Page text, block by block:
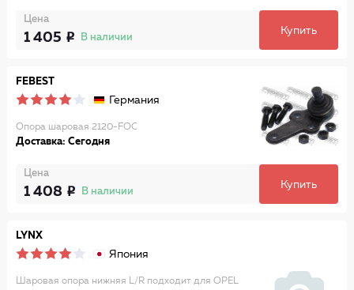
Цена
1 405 В наличии
Купить
FEBEST
Германия
Опора шаровая 2120-FOC
Доставка: Сегодня
Цена
1 408 В наличии
Купить
LYNX
Япония
Шаровая опора нижняя L/R подходит для OPEL